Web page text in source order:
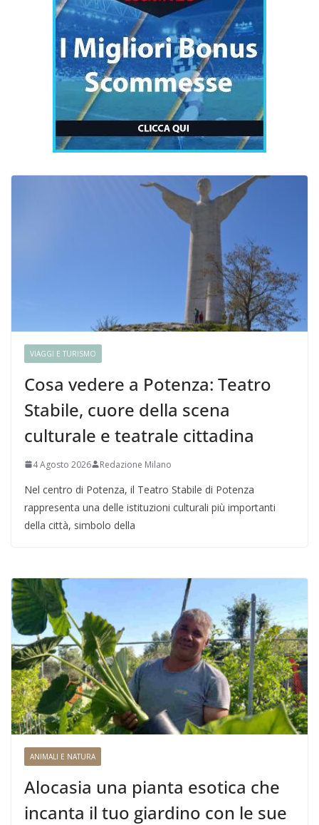
VIAGGI E TURISMO
Cosa vedere a Potenza: Teatro
Stabile, cuore della scena
culturale e teatrale cittadina
4 Agosto 2026 Redazione Milano
Nel centro di Potenza, il Teatro Stabile di Potenza
rappresenta una delle istituzioni culturali più importanti
della città, simbolo della
ANIMALI E NATURA
Alocasia una pianta esotica che
incanta il tuo giardino con le sue